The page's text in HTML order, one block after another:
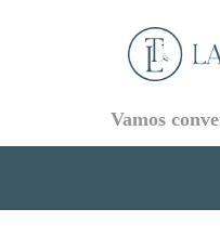
Vamos
ÁREAS